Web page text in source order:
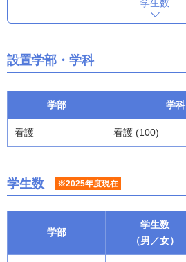
学生数
設置学部・学科
学部 学科
看護 看護 (100)
学生数 ※2025年度現在
学部
学生数
（男／女）